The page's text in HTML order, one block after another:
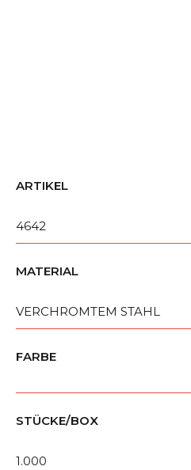
ARTIKEL
4642
MATERIAL
VERCHROMTEM STAHL
FARBE
STÜCKE/BOX
1.000